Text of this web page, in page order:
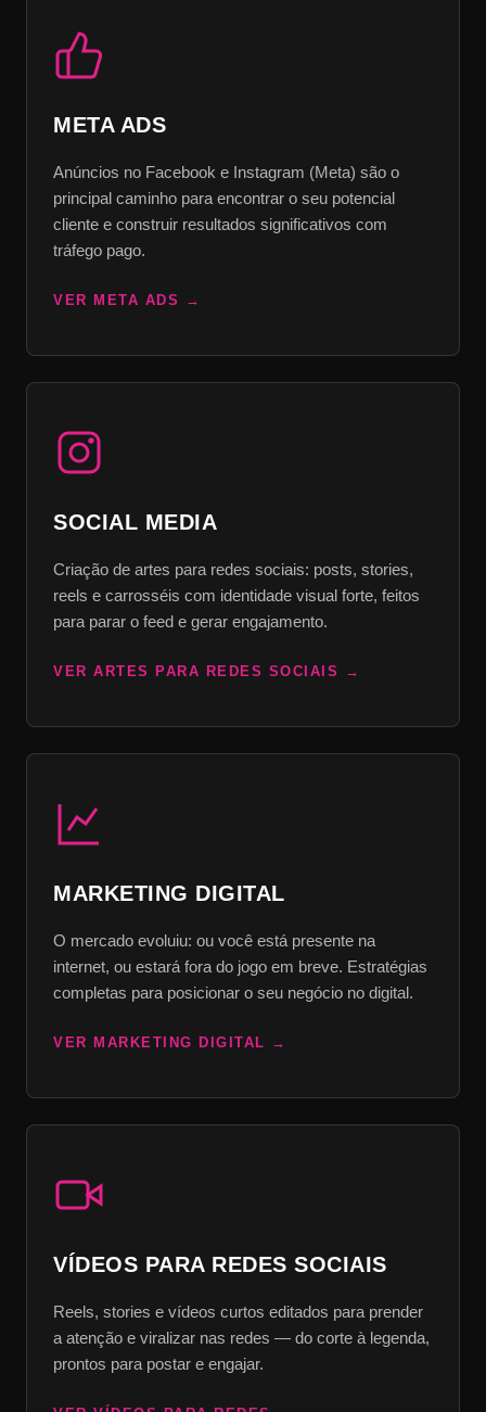
META ADS
Anúncios no Facebook e Instagram (Meta) são o
principal caminho para encontrar o seu potencial
cliente e construir resultados significativos com
tráfego pago.
VER META ADS
SOCIAL MEDIA
Criação de artes para redes sociais: posts, stories,
reels e carrosséis com identidade visual forte, feitos
para parar o feed e gerar engajamento.
VER ARTES PARA REDES SOCIAIS
MARKETING DIGITAL
O mercado evoluiu: ou você está presente na
internet, ou estará fora do jogo em breve. Estratégias
completas para posicionar o seu negócio no digital.
VER MARKETING DIGITAL
VÍDEOS PARA REDES SOCIAIS
Reels, stories e vídeos curtos editados para prender
a atenção e viralizar nas redes — do corte à legenda,
prontos para postar e engajar.